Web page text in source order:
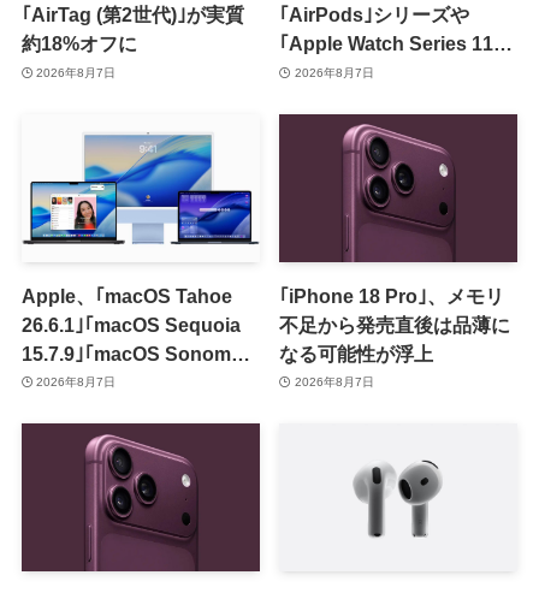
｢AirTag (第2世代)｣が実質
約18%オフに
2026年8月7日
｢AirPods｣シリーズや
｢Apple Watch Series 11｣
のセールを開催中
2026年8月7日
Apple、｢macOS Tahoe
26.6.1｣｢macOS Sequoia
15.7.9｣｢macOS Sonoma
14.8.9｣をリリース ｰ 画面共
2026年8月7日
｢iPhone 18 Pro｣、メモリ
不足から発売直後は品薄に
なる可能性が浮上
2026年8月7日